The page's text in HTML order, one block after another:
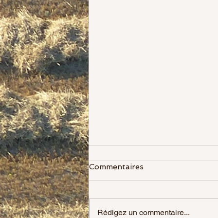
Commentaires
Rédigez un commentaire...